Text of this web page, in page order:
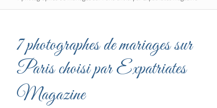
7 photographes de mariages sur
Paris choisi par Expatriates
Magazine